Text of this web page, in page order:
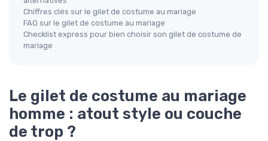
Chiffres clés sur le gilet de costume au mariage
FAQ sur le gilet de costume au mariage
Checklist express pour bien choisir son gilet de costume de
mariage
Le gilet de costume au mariage
homme : atout style ou couche
de trop ?